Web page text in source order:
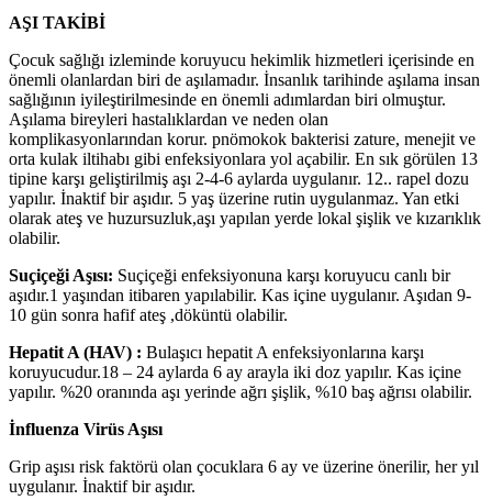
AŞI TAKİBİ
Çocuk sağlığı izleminde koruyucu hekimlik hizmetleri içerisinde en
önemli olanlardan biri de aşılamadır. İnsanlık tarihinde aşılama insan
sağlığının iyileştirilmesinde en önemli adımlardan biri olmuştur.
Aşılama bireyleri hastalıklardan ve neden olan
komplikasyonlarından korur. pnömokok bakterisi zature, menejit ve
orta kulak iltihabı gibi enfeksiyonlara yol açabilir. En sık görülen 13
tipine karşı geliştirilmiş aşı 2-4-6 aylarda uygulanır. 12.. rapel dozu
yapılır. İnaktif bir aşıdır. 5 yaş üzerine rutin uygulanmaz. Yan etki
olarak ateş ve huzursuzluk,aşı yapılan yerde lokal şişlik ve kızarıklık
olabilir.
Suçiçeği Aşısı: Suçiçeği enfeksiyonuna karşı koruyucu canlı bir
aşıdır.1 yaşından itibaren yapılabilir. Kas içine uygulanır. Aşıdan 9-
10 gün sonra hafif ateş ,döküntü olabilir.
Hepatit A (HAV) : Bulaşıcı hepatit A enfeksiyonlarına karşı
koruyucudur.18 – 24 aylarda 6 ay arayla iki doz yapılır. Kas içine
yapılır. %20 oranında aşı yerinde ağrı şişlik, %10 baş ağrısı olabilir.
İnfluenza Virüs Aşısı
Grip aşısı risk faktörü olan çocuklara 6 ay ve üzerine önerilir, her yıl
uygulanır. İnaktif bir aşıdır.